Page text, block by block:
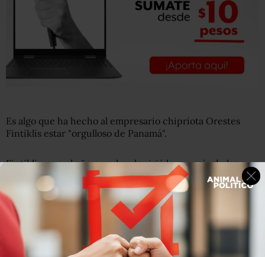
Es algo que ha hecho al empresario chipriota Orestes
Fintiklis estar "orgulloso de Panamá".
Fintiklis, que el año pasado adquirió la mayoría de las
acciones del negocio, ordenó retirar las letras horas
después de que agentes judiciales y de la policía
informaran a los empleados de la Organización Trump
que debían retirarse de las instalaciones, ya que
perdido la gestión de la propiedad.